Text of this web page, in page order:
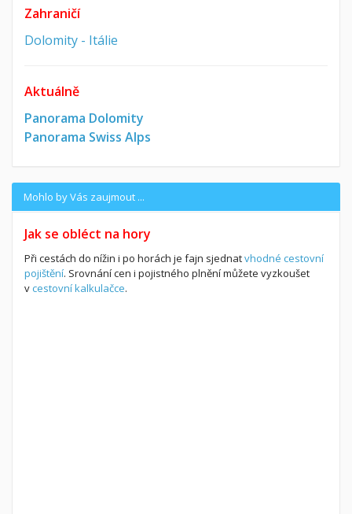
Zahraničí
Dolomity - Itálie
Aktuálně
Panorama Dolomity
Panorama Swiss Alps
Mohlo by Vás zaujmout ...
Jak se obléct na hory
Při cestách do nížin i po horách je fajn sjednatvhodné cestovní
pojištění. Srovnání cen i pojistného plnění můžete vyzkoušet
vcestovní kalkulačce.